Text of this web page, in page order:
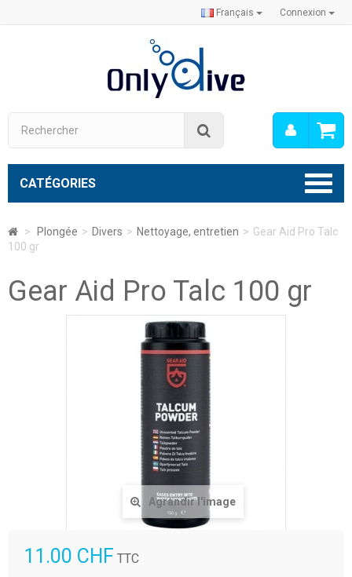
Connexion
Français
Mon
CATÉGORIES
> Plongée > Divers > Nettoyage, entretien > Gear Aid Pro Talc
100 gr
Gear Aid Pro Talc 100 gr
Agrandir l'image
11.00 CHF TTC